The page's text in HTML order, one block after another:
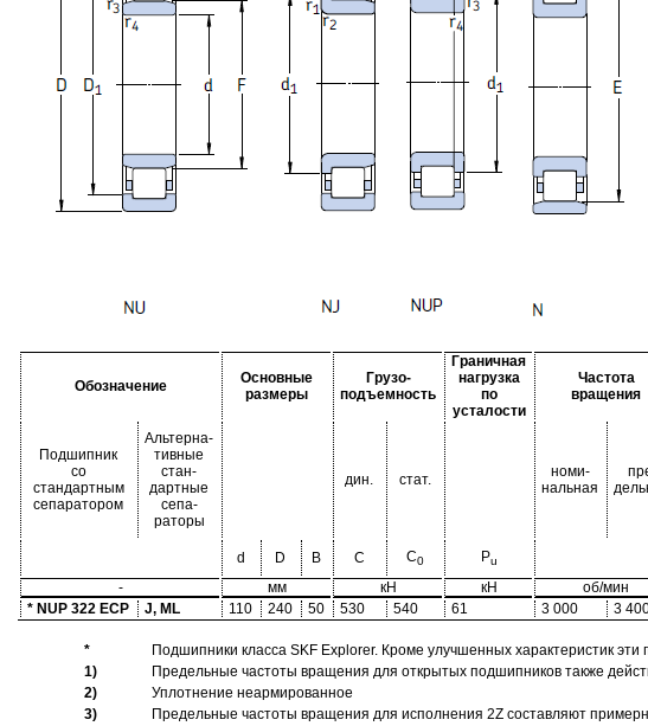
Обозначение
Основные
размеры
Грузо-
подъемность
Граничная
нагрузка
по
усталости
Частота
вращения
Подшипник
со
стандартным
сепаратором
Альтерна-
тивные
стан-
дартные
сепа-
раторы
дин. стат.
номи-
нальная
d D B C C0 Pu
-
мм кН кН об/мин
* NUP 322 ECP
J, ML 110 240 50 530 540 61 3 000 3
*
Подшипники класса SKF Explorer. Кроме улучшенных характеристик
1)
Предельные частоты вращения для открытых подшипников также
2)
Уплотнение неармированное
3)
Предельные частоты вращения для исполнения 2Z составляют